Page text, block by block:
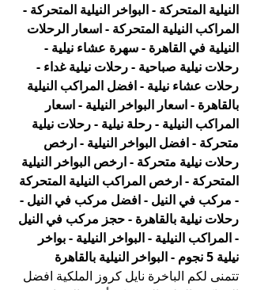
النيلية المتحركة - البواخر النيلية المتحركة -
المراكب النيلية المتحركة - اسعار الرحلات
النيلية في القاهرة - سهرة عشاء نيلية -
رحلات نيلية صباحية - رحلات نيلية غداء -
رحلات عشاء نيلية - افضل المراكب النيلية
بالقاهرة - اسعار البواخر النيلية - اسعار
المراكب النيلية - رحلة نيلية - رحلات نيلية
متحركة - افضل البواخر النيلية - ارخص
رحلات نيلية متحركة - ارخص البواخر النيلية
المتحركة - ارخص المراكب النيلية المتحركة
- مركب في النيل - افضل مركب في النيل -
رحلات نيلية بالقاهرة - حجز مركب في النيل
- المراكب النيلية - البواخر النيلية - بواخر
نيلية 5 نجوم - البواخر النيلية بالقاهرة
تتمنى لكم الباخرة نايل كروز الملكية افضل